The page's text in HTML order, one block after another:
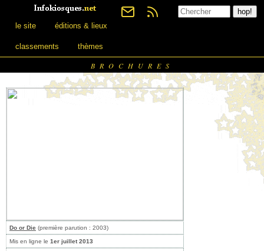
le site éditions & lieux
classements thèmes
BROCHURES
Do or Die (première parution : 2003)
Mis en ligne le 1er juillet 2013